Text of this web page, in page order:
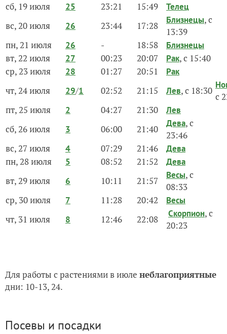
сб, 19 июля
25 23:21 15:49 Телец
вс, 20 июля 26 23:44 17:28 Близнецы, с
13:39
пн, 21 июля
26 - 18:58 Близнецы
вт, 22 июля 27 00:23 20:07 Рак, с 15:40
ср, 23 июля
28 01:27 20:51 Рак
чт, 24 июля 29/1 02:52 21:15 Лев, с 18:30
с
пт, 25 июля
2 04:27 21:30 Лев
сб, 26 июля 3 06:00 21:40 Дева, с
23:46
вс, 27 июля
4 07:29 21:46 Дева
пн, 28 июля 5 08:52 21:52 Дева
вт, 29 июля 6 10:11 21:57 Весы, с
08:33
ср, 30 июля
7 11:28 20:42 Весы
чт, 31 июля 8 12:46 22:08 Скорпион, с
20:23
Для работы с растениями в июле неблагоприятные
дни: 10-13, 24.
Посевы и посадки